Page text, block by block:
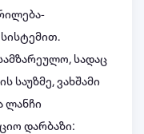
სადაც
ვახშამი
ლანჩი
დარბაზი: